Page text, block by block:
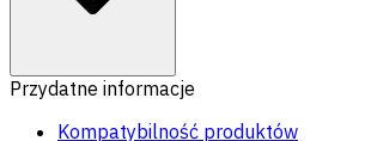
Przydatne informacje
Kompatybilność produktów